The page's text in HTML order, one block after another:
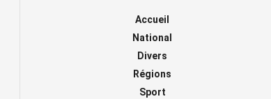
Accueil
National
Divers
Régions
Sport